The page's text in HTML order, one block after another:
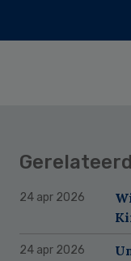
24 apr 2026
24 apr 2026